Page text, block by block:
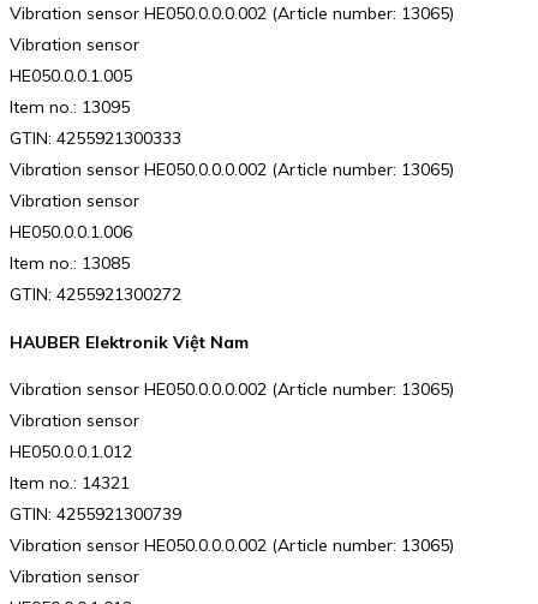
Vibration sensor HE050.0.0.0.002 (Article number: 13065)
Vibration sensor
HE050.0.0.1.005
Item no.: 13095
GTIN: 4255921300333
Vibration sensor HE050.0.0.0.002 (Article number: 13065)
Vibration sensor
HE050.0.0.1.006
Item no.: 13085
GTIN: 4255921300272
HAUBER Elektronik Việt Nam
Vibration sensor HE050.0.0.0.002 (Article number: 13065)
Vibration sensor
HE050.0.0.1.012
Item no.: 14321
GTIN: 4255921300739
Vibration sensor HE050.0.0.0.002 (Article number: 13065)
Vibration sensor